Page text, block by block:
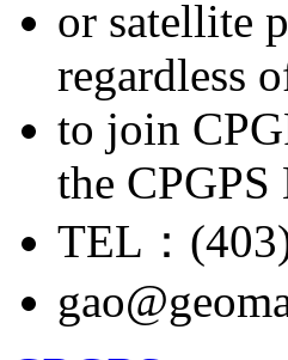
or satellite
regardless
to join
the
TEL：